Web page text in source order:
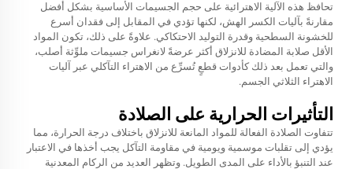
تحافظ هذه الآلية الاهترائية على حجم الجسيمات الأساسية بشكل أفضل
مقارنةً بآليات الكسر الهش، لكنها تؤدي في المقابل إلى فقدان أسرع
للخشونة السطحية وقدرة التوليد الاحتكاكي. علاوةً على ذلك، تكون المواد
الأقل صلابة المضادة للانزلاق أكثر عرضةً لانغراس جسيمات ملوِّثة أصلب،
والتي تعمل بعد ذلك كأدوات قطعٍ تُسرِّع من الاهتراء التآكلي عبر آليات
الاهتراء الثلاثي الجسم.
التأثيرات الحرارية على الصلادة
تتفاوت الصلادة الفعالة للمواد المانعة للانزلاق باختلاف درجة الحرارة، مما
يؤدي إلى تقلبات موسمية ويومية في مقاومة التآكل يجب أخذها في الاعتبار
عند التنبؤ بالأداء على المدى الطويل. وتظهر العديد من الركام المعدنية